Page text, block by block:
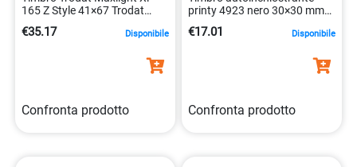
165 Z Style 41×67 Trodat
€35.17 Disponibile
Confronta prodotto
printy 4923 nero 30×30 mm
€17.01 Disponibile
Confronta prodotto